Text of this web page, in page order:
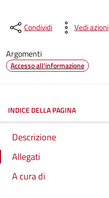
Condividi Vedi azioni
Argomenti
Accesso all'informazione
INDICE DELLA PAGINA
Descrizione
Allegati
A cura di